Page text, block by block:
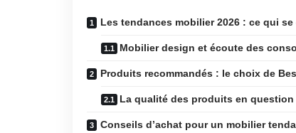
Les tendances mobilier 2026 : ce qui
Mobilier design et écoute des
Produits recommandés : le choix de
La qualité des produits en question
Conseils d’achat pour un mobilier